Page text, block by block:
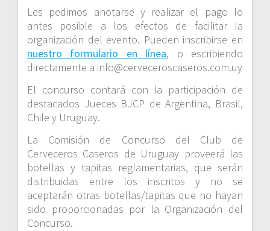
Les pedimos anotarse y realizar el pago lo
antes posible a los efectos de facilitar la
organización del evento. Pueden inscribirse en
nuestro formulario en línea, o escribiendo
directamente a info@cerveceroscaseros.com.uy
El concurso contará con la participación de
destacados Jueces BJCP de Argentina, Brasil,
Chile y Uruguay.
La Comisión de Concurso del Club de
Cerveceros Caseros de Uruguay proveerá las
botellas y tapitas reglamentarias, que serán
distribuidas entre los inscritos y no se
aceptarán otras botellas/tapitas que no hayan
sido proporcionadas por la Organización del
Concurso.